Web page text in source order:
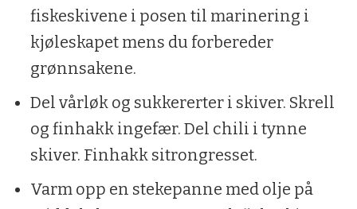
2 stk sitrongress
2 dl søt soyasaus (kecap manis)
2 ss sesamolje
200 g teriyakisaus
1 dl vann
4 dl ris
fiskeskivene i posen til marinering i
kjøleskapet mens du forbereder
grønnsakene.
Del vårløk og sukkererter i skiver. Skrell
og finhakk ingefær. Del chili i tynne
skiver. Finhakk sitrongresset.
Varm opp en stekepanne med olje på